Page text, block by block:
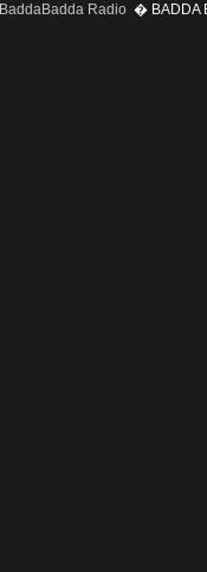
BaddaBadda Radio � BADDA